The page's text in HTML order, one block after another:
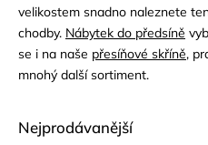
velikostem snadno naleznete
chodby. Nábytek do předsíně
se i na naše přesíňové skříně,
mnohý další sortiment.
Nejprodávanější